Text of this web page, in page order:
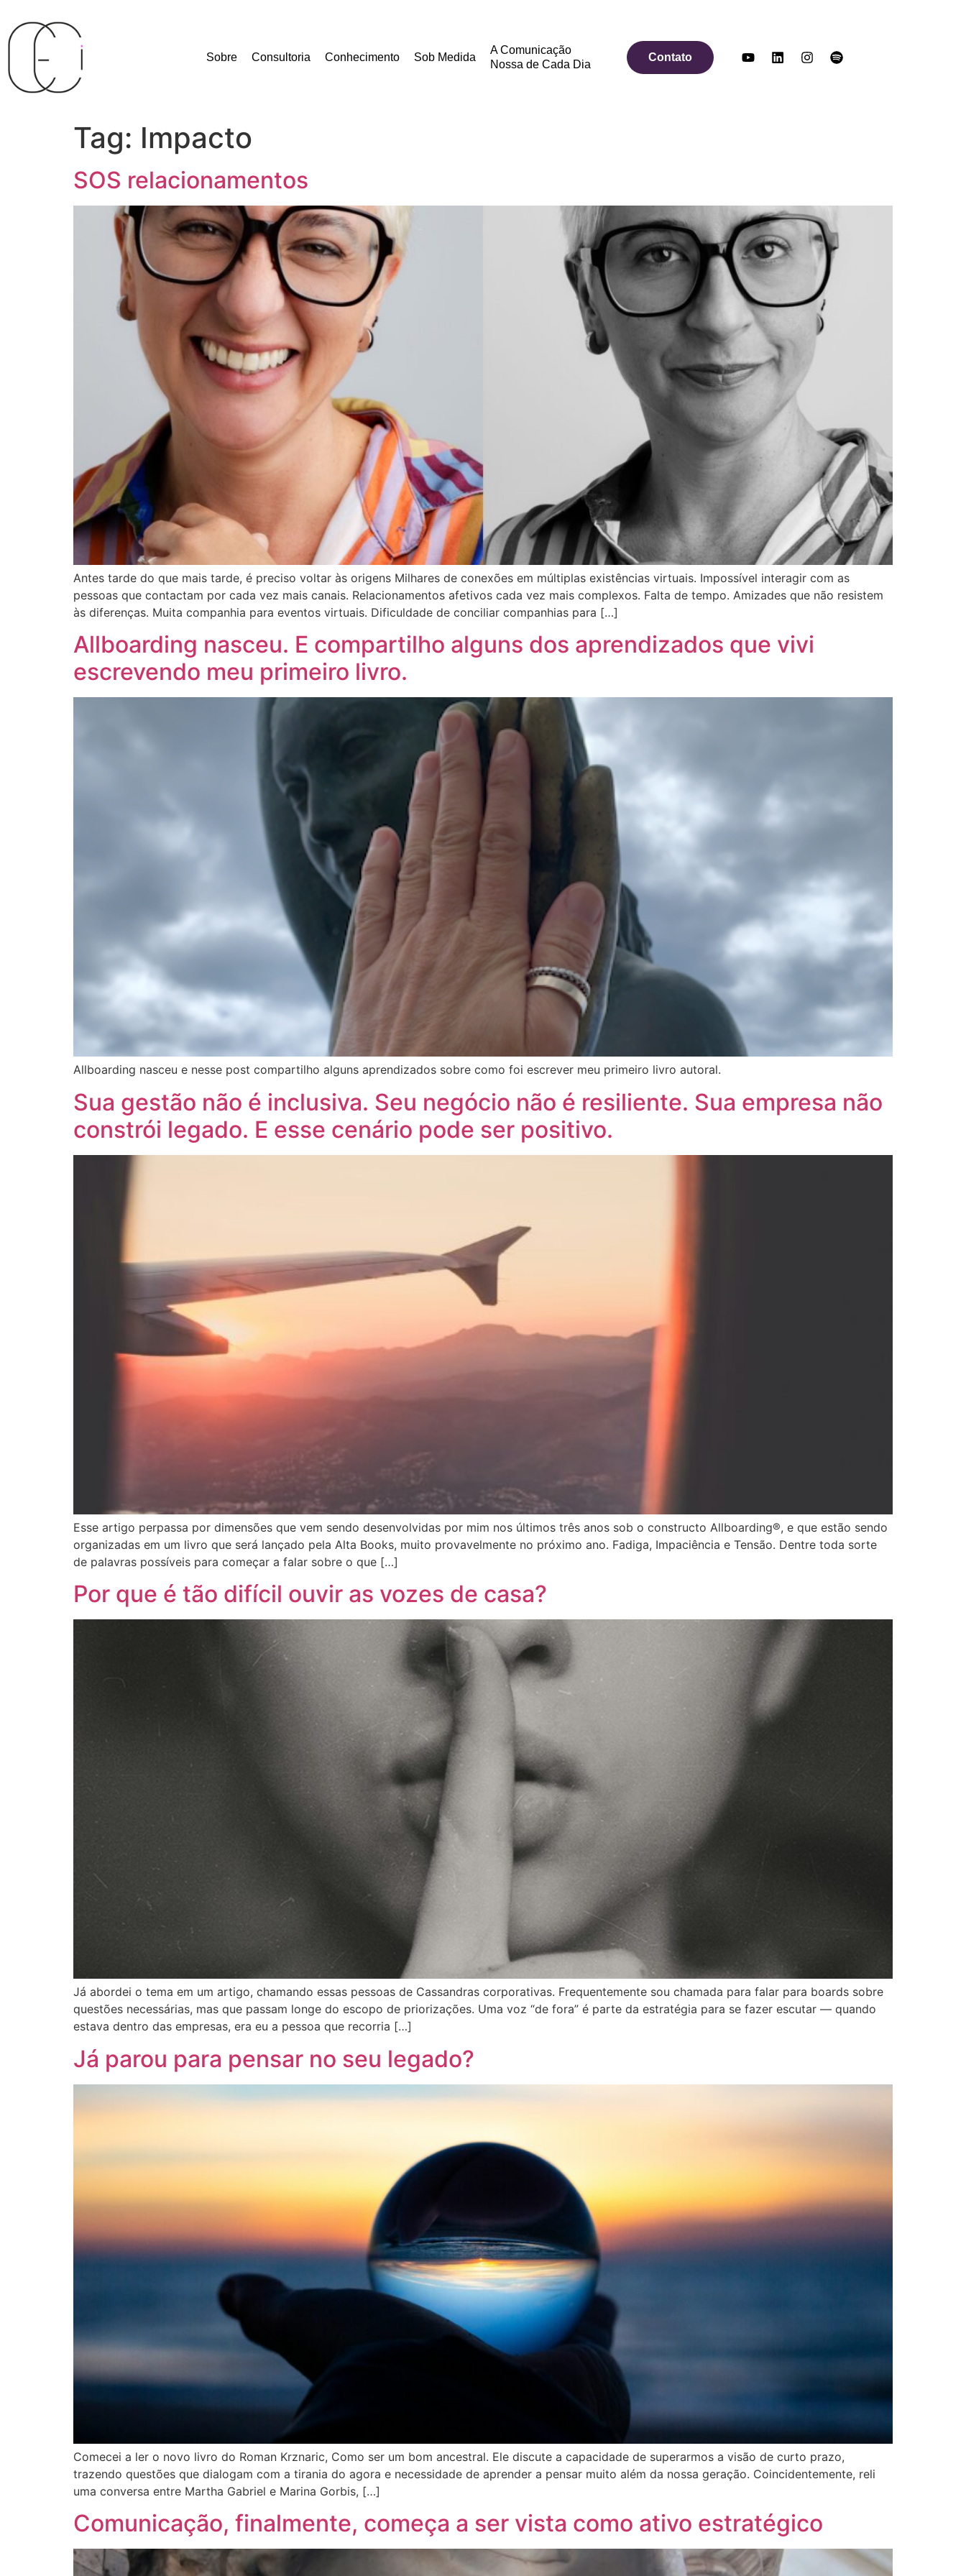
Sobre Consultoria Conhecimento Sob Medida
A Comunicação
Nossa de Cada Dia
Contato
Tag: Impacto
SOS relacionamentos
Antes tarde do que mais tarde, é preciso voltar às origens Milhares de conexões em múltiplas existências virtuais. Impossível interagir com as
pessoas que contactam por cada vez mais canais. Relacionamentos afetivos cada vez mais complexos. Falta de tempo. Amizades que não resistem
às diferenças. Muita companhia para eventos virtuais. Dificuldade de conciliar companhias para […]
Allboarding nasceu. E compartilho alguns dos aprendizados que vivi
escrevendo meu primeiro livro.
Allboarding nasceu e nesse post compartilho alguns aprendizados sobre como foi escrever meu primeiro livro autoral.
Sua gestão não é inclusiva. Seu negócio não é resiliente. Sua empresa não
constrói legado. E esse cenário pode ser positivo.
Esse artigo perpassa por dimensões que vem sendo desenvolvidas por mim nos últimos três anos sob o constructo Allboarding®, e que estão sendo
organizadas em um livro que será lançado pela Alta Books, muito provavelmente no próximo ano. Fadiga, Impaciência e Tensão. Dentre toda sorte
de palavras possíveis para começar a falar sobre o que […]
Por que é tão difícil ouvir as vozes de casa?
Já abordei o tema em um artigo, chamando essas pessoas de Cassandras corporativas. Frequentemente sou chamada para falar para boards sobre
questões necessárias, mas que passam longe do escopo de priorizações. Uma voz “de fora” é parte da estratégia para se fazer escutar — quando
estava dentro das empresas, era eu a pessoa que recorria […]
Já parou para pensar no seu legado?
Comecei a ler o novo livro do Roman Krznaric, Como ser um bom ancestral. Ele discute a capacidade de superarmos a visão de curto prazo,
trazendo questões que dialogam com a tirania do agora e necessidade de aprender a pensar muito além da nossa geração. Coincidentemente, reli
uma conversa entre Martha Gabriel e Marina Gorbis, […]
Comunicação, finalmente, começa a ser vista como ativo estratégico